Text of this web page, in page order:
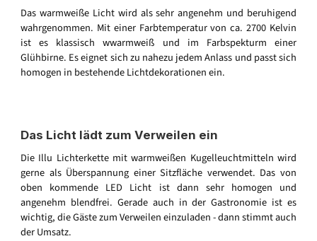
Das warmweiße Licht wird als sehr angenehm und beruhigend
wahrgenommen. Mit einer Farbtemperatur von ca. 2700 Kelvin
ist es klassisch wwarmweiß und im Farbspekturm einer
Glühbirne. Es eignet sich zu nahezu jedem Anlass und passt sich
homogen in bestehende Lichtdekorationen ein.
Das Licht lädt zum Verweilen ein
Die Illu Lichterkette mit warmweißen Kugelleuchtmitteln wird
gerne als Überspannung einer Sitzfläche verwendet. Das von
oben kommende LED Licht ist dann sehr homogen und
angenehm blendfrei. Gerade auch in der Gastronomie ist es
wichtig, die Gäste zum Verweilen einzuladen - dann stimmt auch
der Umsatz.